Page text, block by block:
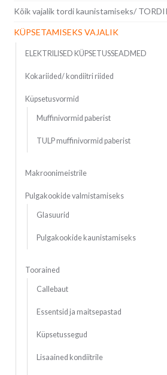
Kõik vajalik tordi kaunistamiseks/
KÜPSETAMISEKS VAJALIK
ELEKTRILISED KÜPSETUSSEADMED
Kokariided/ kondiitri riided
Küpsetusvormid
Muffinivormid paberist
TULP muffinivormid paberist
Makroonimeistrile
Pulgakookide valmistamiseks
Glasuurid
Pulgakookide kaunistamiseks
Toorained
Callebaut
Essentsid ja maitsepastad
Küpsetussegud
Lisaained kondiitrile